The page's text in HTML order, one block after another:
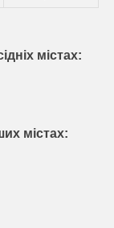
містах:
містах: